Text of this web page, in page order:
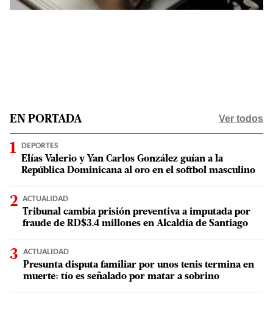
EN PORTADA Ver todos
DEPORTES
Elías Valerio y Yan Carlos González guían a la
República Dominicana al oro en el softbol masculino
ACTUALIDAD
Tribunal cambia prisión preventiva a imputada por
fraude de RD$3.4 millones en Alcaldía de Santiago
ACTUALIDAD
Presunta disputa familiar por unos tenis termina en
muerte: tío es señalado por matar a sobrino